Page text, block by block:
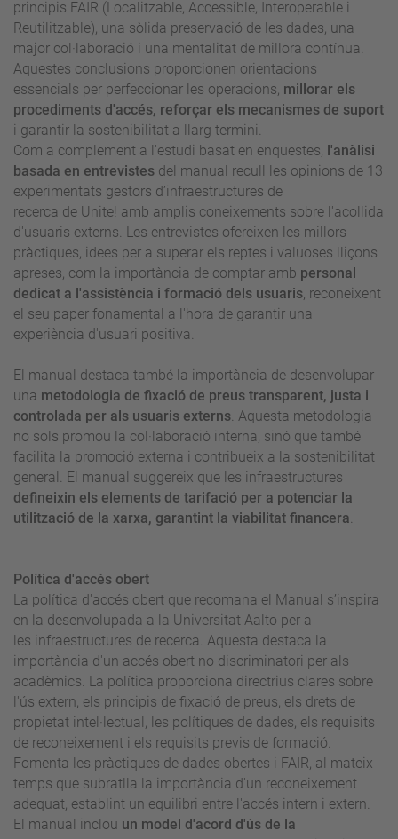
principis FAIR (Localitzable, Accessible, Interoperable i
Reutilitzable), una sòlida preservació de les dades, una
major col·laboració i una mentalitat de millora contínua.
Aquestes conclusions proporcionen orientacions
essencials per perfeccionar les operacions, millorar els
procediments d'accés, reforçar els mecanismes de suport
i garantir la sostenibilitat a llarg termini.
Com a complement a l'estudi basat en enquestes, l'anàlisi
basada en entrevistes del manual recull les opinions de 13
experimentats gestors d’infraestructures de
recerca de Unite! amb amplis coneixements sobre l'acollida
d'usuaris externs. Les entrevistes ofereixen les millors
pràctiques, idees per a superar els reptes i valuoses lliçons
apreses, com la importància de comptar amb personal
dedicat a l'assistència i formació dels usuaris, reconeixent
el seu paper fonamental a l'hora de garantir una
experiència d'usuari positiva.
El manual destaca també la importància de desenvolupar
una metodologia de fixació de preus transparent, justa i
controlada per als usuaris externs. Aquesta metodologia
no sols promou la col·laboració interna, sinó que també
facilita la promoció externa i contribueix a la sostenibilitat
general. El manual suggereix que les infraestructures
defineixin els elements de tarifació per a potenciar la
utilització de la xarxa, garantint la viabilitat financera.
Política d'accés obert
La política d'accés obert que recomana el Manual s’inspira
en la desenvolupada a la Universitat Aalto per a
les infraestructures de recerca. Aquesta destaca la
importància d'un accés obert no discriminatori per als
acadèmics. La política proporciona directrius clares sobre
l'ús extern, els principis de fixació de preus, els drets de
propietat intel·lectual, les polítiques de dades, els requisits
de reconeixement i els requisits previs de formació.
Fomenta les pràctiques de dades obertes i FAIR, al mateix
temps que subratlla la importància d'un reconeixement
adequat, establint un equilibri entre l'accés intern i extern.
El manual inclou un model d'acord d'ús de la